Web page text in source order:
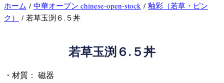
ホーム / 中華オープン chinese-open-stock / 釉彩（若草・ピン
ク）
/ 若草玉渕６.５丼
若草玉渕６.５丼
・材質： 磁器